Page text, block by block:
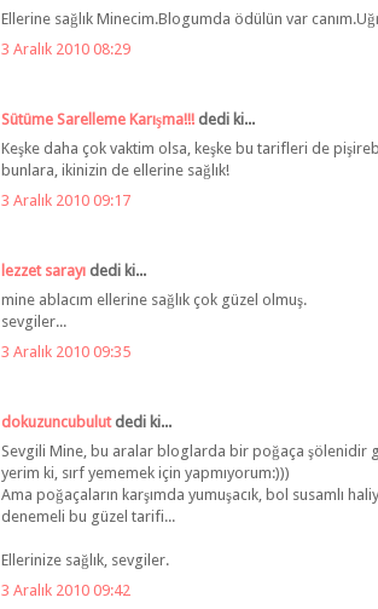
Ellerine sağlık Minecim.Blogumda ödülün var
3 Aralık 2010 08:29
Sütüme Sarelleme Karışma!!! dedi ki...
Keşke daha çok vaktim olsa, keşke bu tarifleri de
bunlara, ikinizin de ellerine sağlık!
3 Aralık 2010 09:17
lezzet sarayı dedi ki...
mine ablacım ellerine sağlık çok güzel olmuş.
sevgiler...
3 Aralık 2010 09:35
dokuzuncubulutdedi ki...
Sevgili Mine, bu aralar bloglarda bir poğaça şölenidir
yerim ki, sırf yememek için yapmıyorum:)))
Ama poğaçaların karşımda yumuşacık, bol susamlı
denemeli bu güzel tarifi...
Ellerinize sağlık, sevgiler.
3 Aralık 2010 09:42